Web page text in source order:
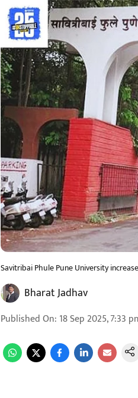
Savitribai Phule Pune University
Bharat Jadhav
Published On: 18 Sep 2025, 7:33